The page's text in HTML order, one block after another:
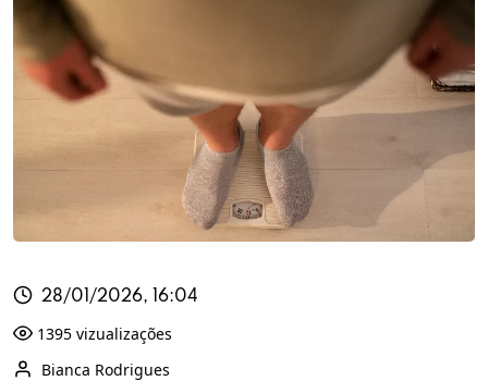
28/01/2026, 16:04
1395 vizualizações
Bianca Rodrigues